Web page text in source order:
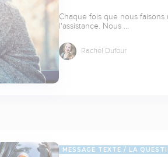
Chaque fois que nous
l'assistance. Nous …
Rachel Dufour
MESSAGE TEXTE LA